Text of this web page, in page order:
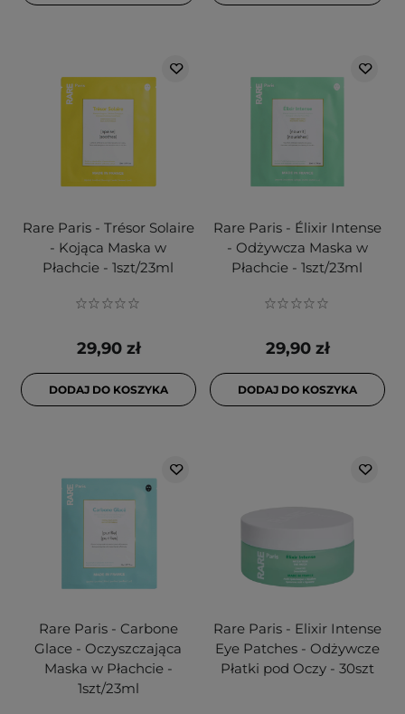
Rare Paris - Trésor Solaire
- Kojąca Maska w
Płachcie - 1szt/23ml
29,90 zł
DODAJ DO KOSZYKA
Rare Paris - Élixir Intense
- Odżywcza Maska w
Płachcie - 1szt/23ml
29,90 zł
DODAJ DO KOSZYKA
Rare Paris - Carbone
Glace - Oczyszczająca
Maska w Płachcie -
1szt/23ml
Rare Paris - Elixir Intense
Eye Patches - Odżywcze
Płatki pod Oczy - 30szt